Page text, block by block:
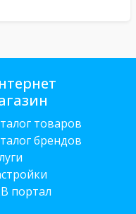
товаров
брендов
портал